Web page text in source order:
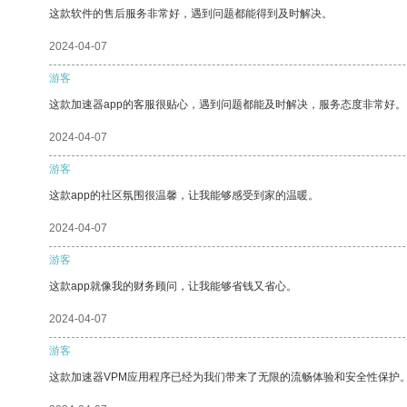
这款软件的售后服务非常好，遇到问题都能得到及时解决。
2024-04-07
游客
这款加速器app的客服很贴心，遇到问题都能及时解决，服务态度非常好。
2024-04-07
游客
这款app的社区氛围很温馨，让我能够感受到家的温暖。
2024-04-07
游客
这款app就像我的财务顾问，让我能够省钱又省心。
2024-04-07
游客
这款加速器VPM应用程序已经为我们带来了无限的流畅体验和安全性保护